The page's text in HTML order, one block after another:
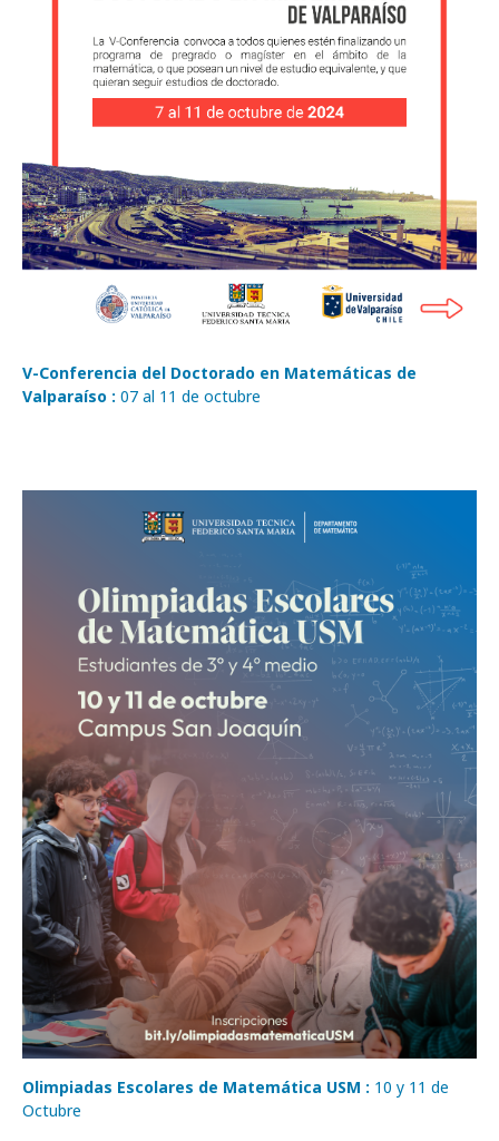
V-Conferencia del Doctorado en Matemáticas de
Valparaíso : 07 al 11 de octubre
Olimpiadas Escolares de Matemática USM : 10 y 11 de
Octubre